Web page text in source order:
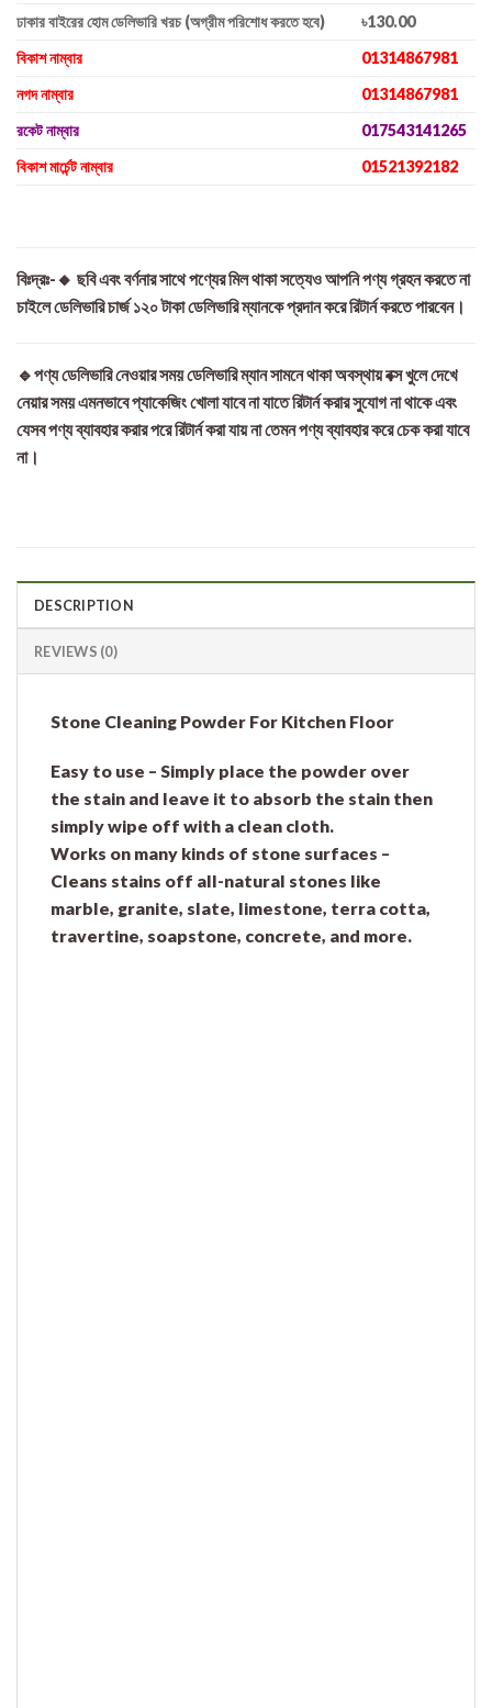
ঢাকার বাইরের হোম ডেলিভারি খরচ (অগ্রীম পরিশোধ করতে হবে)
৳130.00
বিকাশ নাম্বার
01314867981
নগদ নাম্বার
01314867981
রকেট নাম্বার
017543141265
বিকাশ মার্চেন্ট নাম্বার
01521392182
বিঃদ্রঃ-🔸 ছবি এবং বর্ণনার সাথে পণ্যের মিল থাকা সত্যেও আপনি পণ্য গ্রহন করতে না
চাইলে ডেলিভারি চার্জ ১২০ টাকা ডেলিভারি ম্যানকে প্রদান করে রিটার্ন করতে পারবেন।
🔹পণ্য ডেলিভারি নেওয়ার সময় ডেলিভারি ম্যান সামনে থাকা অবস্থায় বক্স খুলে দেখে
নেয়ার সময় এমনভাবে প্যাকেজিং খোলা যাবে না যাতে রিটার্ন করার সুযোগ না থাকে এবং
যেসব পণ্য ব্যাবহার করার পরে রিটার্ন করা যায় না তেমন পণ্য ব্যাবহার করে চেক করা যাবে
না।
DESCRIPTION
REVIEWS (0)
Stone Cleaning Powder For Kitchen Floor
Easy to use – Simply place the powder over
the stain and leave it to absorb the stain then
simply wipe off with a clean cloth.
Works on many kinds of stone surfaces –
Cleans stains off all-natural stones like
marble, granite, slate, limestone, terra cotta,
travertine, soapstone, concrete, and more.